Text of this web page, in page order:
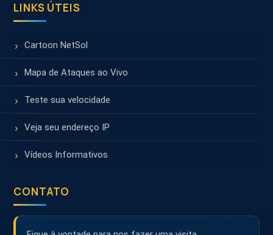
LINKS ÚTEIS
Cartoon NetSol
Mapa de Ataques ao Vivo
Teste sua velocidade
Veja seu endereço IP
Vídeos Informativos
CONTATO